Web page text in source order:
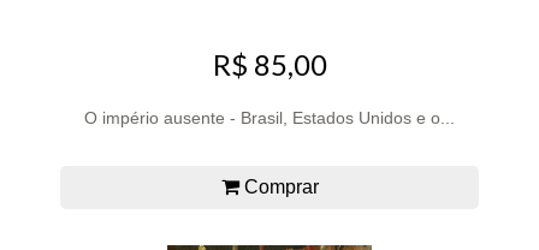
R$ 85,00
O império ausente - Brasil, Estados Unidos e o...
Comprar